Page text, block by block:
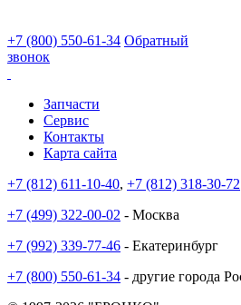
+7 (800) 550-61-34 Обратный
звонок
Запчасти
Сервис
Контакты
Карта сайта
+7 (812) 611-10-40, +7 (812) 318-30-72
+7 (499) 322-00-02 - Москва
+7 (992) 339-77-46 - Екатеринбург
+7 (800) 550-61-34 - другие города